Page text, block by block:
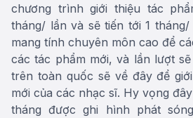
chương trình giới thiệu tác
tháng/ lần và sẽ tiến tới 1
mang tính chuyên môn cao để
các tác phẩm mới, và lần lượt
trên toàn quốc sẽ về đây để
mới của các nhạc sĩ. Hy vọng
tháng được ghi hình phát